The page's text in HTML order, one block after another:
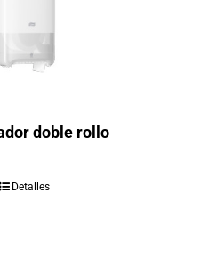
doble rollo
Detalles